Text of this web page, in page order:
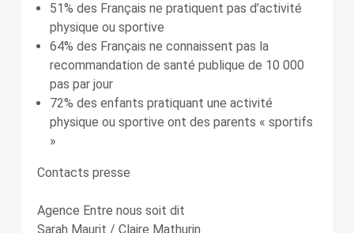
51% des Français ne pratiquent pas d’activité
physique ou sportive
64% des Français ne connaissent pas la
recommandation de santé publique de 10 000
pas par jour
72% des enfants pratiquant une activité
physique ou sportive ont des parents « sportifs
»
Contacts presse
Agence Entre nous soit dit
Sarah Maurit / Claire Mathurin